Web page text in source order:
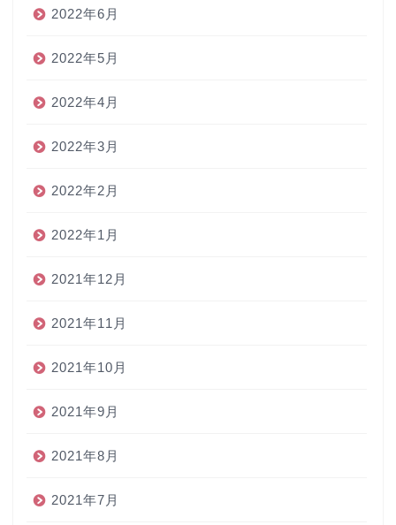
2022年6月
2022年5月
2022年4月
2022年3月
2022年2月
2022年1月
2021年12月
2021年11月
2021年10月
2021年9月
2021年8月
2021年7月